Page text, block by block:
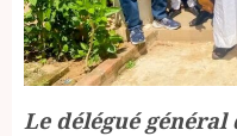
Le délégué